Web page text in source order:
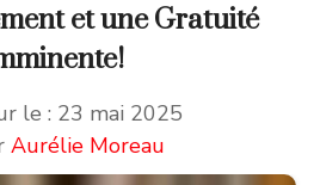
et une Gratuité
le : 23 mai 2025
Aurélie Moreau